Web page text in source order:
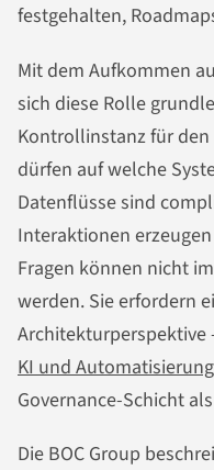
festgehalten,
Mit dem Aufkommen
sich diese Rolle
Kontrollinstanz für den
dürfen auf welche
Datenflüsse sind
Interaktionen
Fragen können nicht
werden. Sie erfordern
Architekturperspektive
KI und Automatisierung
Governance-Schicht
Die BOC Group